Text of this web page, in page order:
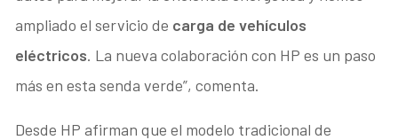
ampliado el servicio de carga de vehículos
eléctricos. La nueva colaboración con HP es un paso
más en esta senda verde”, comenta.
Desde HP afirman que el modelo tradicional de